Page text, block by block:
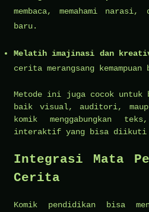
membaca, memahami narasi,
baru.
Melatih imajinasi dan
cerita merangsang
Metode ini juga cocok untuk
baik visual, auditori,
komik menggabungkan
interaktif yang bisa diikuti
Integrasi Mata
Cerita
Komik pendidikan bisa